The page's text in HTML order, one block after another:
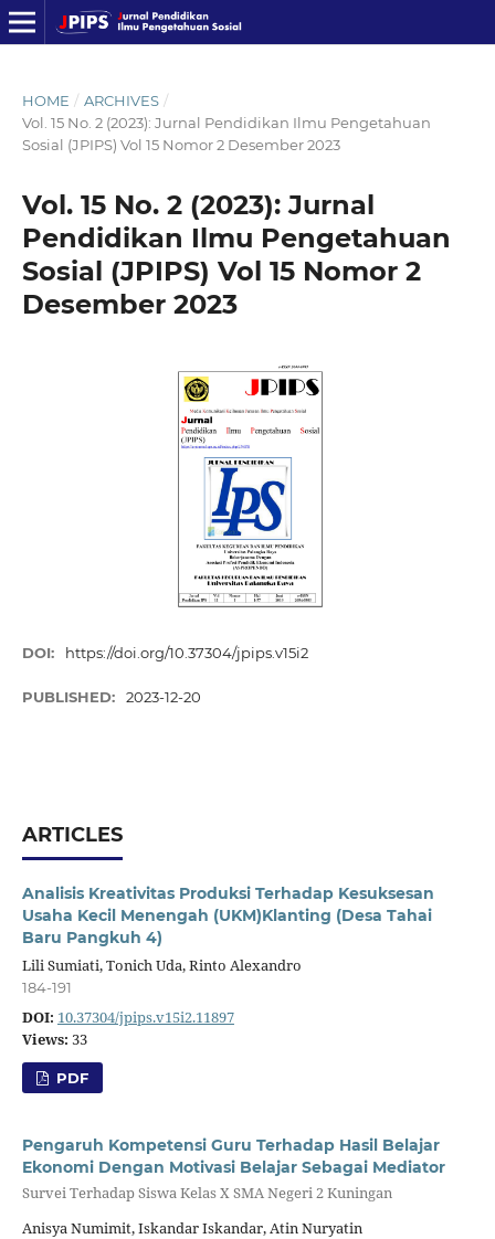
HOME / ARCHIVES /
Vol. 15 No. 2 (2023): Jurnal Pendidikan Ilmu Pengetahuan
Sosial (JPIPS) Vol 15 Nomor 2 Desember 2023
Vol. 15 No. 2 (2023): Jurnal
Pendidikan Ilmu Pengetahuan
Sosial (JPIPS) Vol 15 Nomor 2
Desember 2023
DOI: https://doi.org/10.37304/jpips.v15i2
PUBLISHED: 2023-12-20
ARTICLES
Analisis Kreativitas Produksi Terhadap Kesuksesan
Usaha Kecil Menengah (UKM)Klanting (Desa Tahai
Baru Pangkuh 4)
Lili Sumiati, Tonich Uda, Rinto Alexandro
184-191
DOI: 10.37304/jpips.v15i2.11897
Views: 33
PDF
Pengaruh Kompetensi Guru Terhadap Hasil Belajar
Ekonomi Dengan Motivasi Belajar Sebagai Mediator
Survei Terhadap Siswa Kelas X SMA Negeri 2 Kuningan
Anisya Numimit, Iskandar Iskandar, Atin Nuryatin